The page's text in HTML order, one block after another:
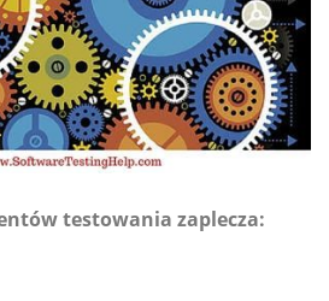
testowania zaplecza: